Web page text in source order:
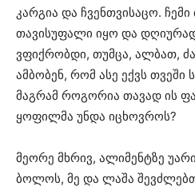
კარგია და ჩვენთვისაცო.
თავისუფალი იყო და დღიურად
ვფიქრობდი, თუმცა, ალბათ,
ამბობენ, რომ ასე ექვს თვეში
მაგრამ როგორია თავად ის
ყოფილმა უნდა იცხოვროს?
მეორე მხრივ, ალიმენტზე
ბოლოს, მე და ლაშა